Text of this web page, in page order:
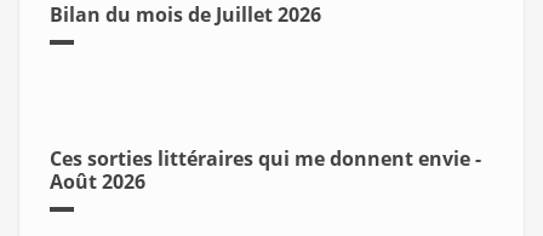
Bilan du mois de Juillet 2026
Ces sorties littéraires qui me donnent envie -
Août 2026